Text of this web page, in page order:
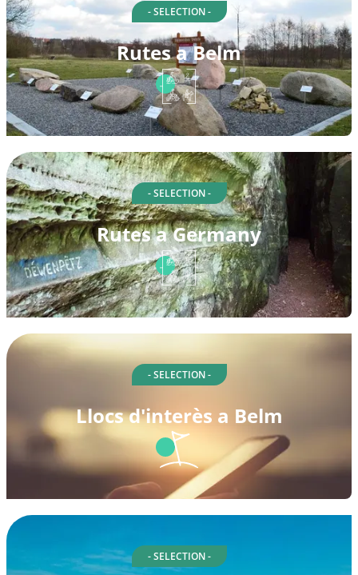
- SELECTION -
Rutes a Belm
- SELECTION -
Rutes a Germany
- SELECTION -
Llocs d'interès a Belm
- SELECTION -